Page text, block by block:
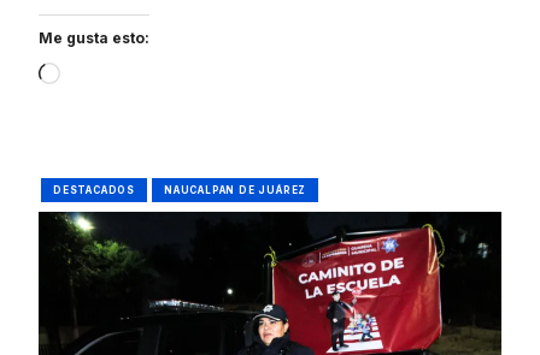
Me gusta esto:
Loading…
DESTACADOS NAUCALPAN DE JUÁREZ